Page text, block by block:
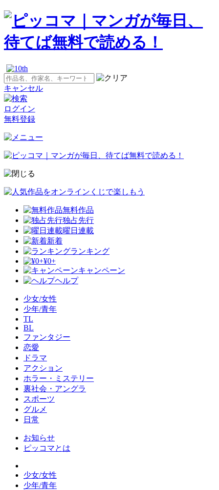
キャンセル
ログイン
無料登録
無料作品
独占先行
曜日連載
新着
ランキング
¥0+
キャンペーン
ヘルプ
少女/女性
少年/青年
TL
BL
ファンタジー
恋愛
ドラマ
アクション
ホラー・ミステリー
裏社会・アングラ
スポーツ
グルメ
日常
お知らせ
ピッコマとは
少女/女性
少年/青年